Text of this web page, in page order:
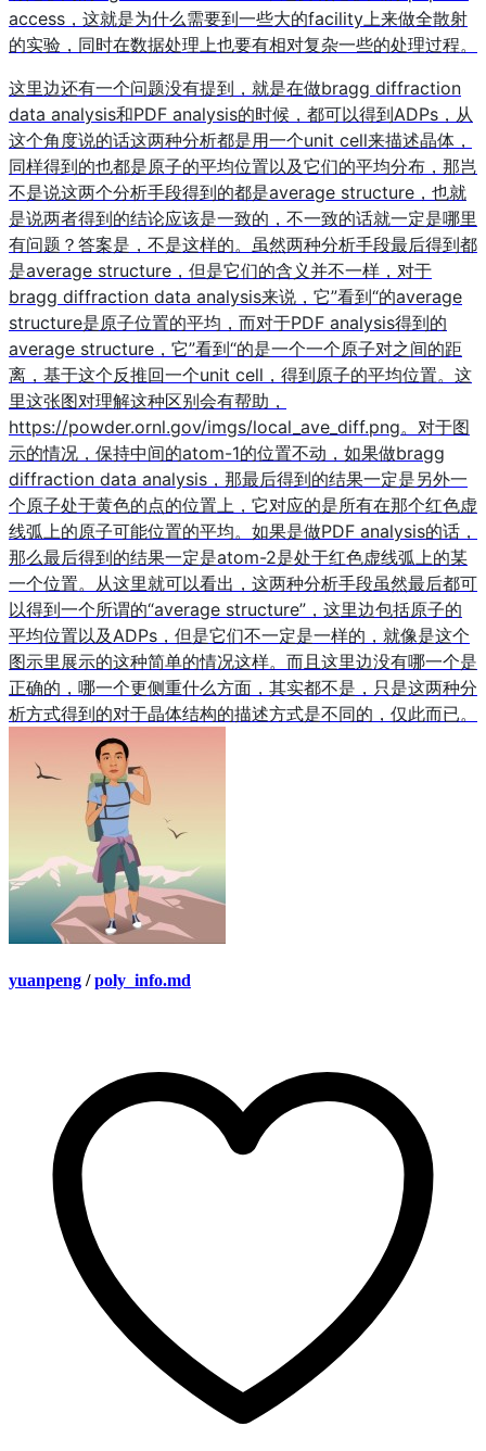
access，这就是为什么需要到一些大的facility上来做全散射
的实验，同时在数据处理上也要有相对复杂一些的处理过程。
这里边还有一个问题没有提到，就是在做bragg diffraction
data analysis和PDF analysis的时候，都可以得到ADPs，从
这个角度说的话这两种分析都是用一个unit cell来描述晶体，
同样得到的也都是原子的平均位置以及它们的平均分布，那岂
不是说这两个分析手段得到的都是average structure，也就
是说两者得到的结论应该是一致的，不一致的话就一定是哪里
有问题？答案是，不是这样的。虽然两种分析手段最后得到都
是average structure，但是它们的含义并不一样，对于
bragg diffraction data analysis来说，它”看到“的average
structure是原子位置的平均，而对于PDF analysis得到的
average structure，它”看到“的是一个一个原子对之间的距
离，基于这个反推回一个unit cell，得到原子的平均位置。这
里这张图对理解这种区别会有帮助，
https://powder.ornl.gov/imgs/local_ave_diff.png。对于图
示的情况，保持中间的atom-1的位置不动，如果做bragg
diffraction data analysis，那最后得到的结果一定是另外一
个原子处于黄色的点的位置上，它对应的是所有在那个红色虚
线弧上的原子可能位置的平均。如果是做PDF analysis的话，
那么最后得到的结果一定是atom-2是处于红色虚线弧上的某
一个位置。从这里就可以看出，这两种分析手段虽然最后都可
以得到一个所谓的“average structure”，这里边包括原子的
平均位置以及ADPs，但是它们不一定是一样的，就像是这个
图示里展示的这种简单的情况这样。而且这里边没有哪一个是
正确的，哪一个更侧重什么方面，其实都不是，只是这两种分
析方式得到的对于晶体结构的描述方式是不同的，仅此而已。
yuanpeng / poly_info.md